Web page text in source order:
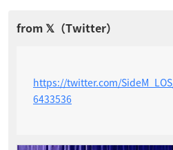
https://twitter.com/
6433536